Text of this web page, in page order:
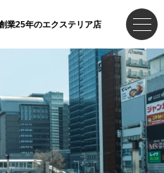
業25年のエクステリア店